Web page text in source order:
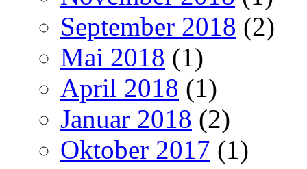
September 2018 (2)
Mai 2018 (1)
April 2018 (1)
Januar 2018 (2)
Oktober 2017 (1)